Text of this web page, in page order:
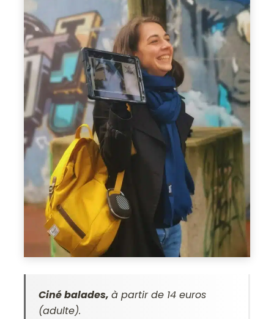
Ciné balades,à partir de 14 euros
(adulte).